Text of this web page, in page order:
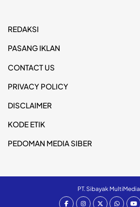
REDAKSI
PASANG IKLAN
CONTACT US
PRIVACY POLICY
DISCLAIMER
KODE ETIK
PEDOMAN MEDIA SIBER
PT. Sibayak MultiMedia